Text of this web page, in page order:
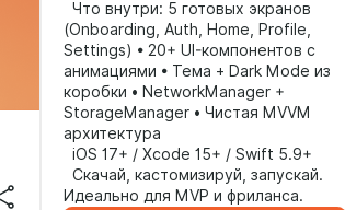
Что внутри: 5 готовых экранов
(Onboarding, Auth, Home, Profile,
Settings) • 20+ UI-компонентов с
анимациями • Тема + Dark Mode из
коробки • NetworkManager +
StorageManager • Чистая MVVM
архитектура
iOS 17+ / Xcode 15+ / Swift 5.9+
Скачай, кастомизируй, запускай.
Идеально для MVP и фриланса.